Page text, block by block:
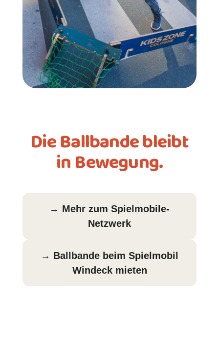
Die Ballbande bleibt
in Bewegung.
→ Mehr zum Spielmobile-
Netzwerk
→ Ballbande beim Spielmobil
Windeck mieten